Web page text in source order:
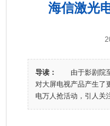
海信激光
导读：
由于影剧院至
对大屏电视产品产生了
电万人抢活动，引人关